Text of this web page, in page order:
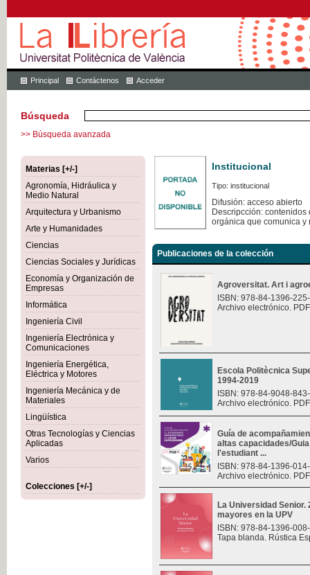
Principal Contáctenos Acceder
Búsqueda
>> Búsqueda avanzada
Materias [+/-]
Agronomía, Hidráulica y
Medio Natural
Arquitectura y Urbanismo
Arte y Humanidades
Ciencias
Ciencias Sociales y Jurídicas
Economía y Organización de
Empresas
Informática
Ingeniería Civil
Ingeniería Electrónica y
Comunicaciones
Ingeniería Energética,
Eléctrica y Motores
Ingeniería Mecánica y de
Materiales
Lingüística
Otras Tecnologías y Ciencias
Aplicadas
Varios
Colecciones [+/-]
Institucional
Tipo: institucional
Difusión: acceso abierto
Descripcción:
orgánica que comunica y
Publicaciones de la colección
Agroversitat. Art i
ISBN: 978-84-1396-
Archivo electrónico.
Escola Politècnica
1994-2019
ISBN: 978-84-9048-
Archivo electrónico.
Guía de
altas capacidades/
l'estudiant ...
ISBN: 978-84-1396-
Archivo electrónico.
La Universidad
mayores en la UPV
ISBN: 978-84-1396-
Tapa blanda. Rústica